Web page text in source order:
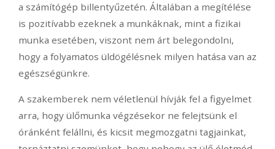
a számítógép billentyűzetén. Általában a megítélése
is pozitívabb ezeknek a munkáknak, mint a fizikai
munka esetében, viszont nem árt belegondolni,
hogy a folyamatos üldögélésnek milyen hatása van az
egészségünkre.
A szakemberek nem véletlenül hívják fel a figyelmet
arra, hogy ülőmunka végzésekor ne felejtsünk el
óránként felállni, és kicsit megmozgatni tagjainkat,